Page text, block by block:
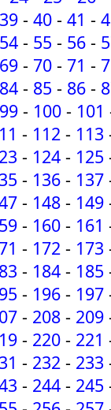
39 - 40 - 41 -
54 - 55 - 56 -
69 - 70 - 71 -
84 - 85 - 86 -
99 - 100 - 101
- 112 - 113
- 124 - 125
- 136 - 137
- 148 - 149
- 160 - 161
- 172 - 173
- 184 - 185
- 196 - 197
- 208 - 209
- 220 - 221
- 232 - 233
- 244 - 245